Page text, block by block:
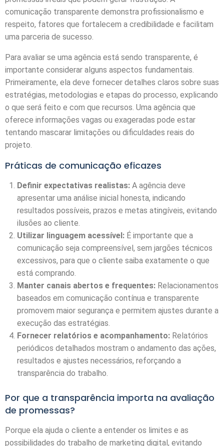
comunicação transparente demonstra profissionalismo e
respeito, fatores que fortalecem a credibilidade e facilitam
uma parceria de sucesso.
Para avaliar se uma agência está sendo transparente, é
importante considerar alguns aspectos fundamentais.
Primeiramente, ela deve fornecer detalhes claros sobre suas
estratégias, metodologias e etapas do processo, explicando
o que será feito e com que recursos. Uma agência que
oferece informações vagas ou exageradas pode estar
tentando mascarar limitações ou dificuldades reais do
projeto.
Práticas de comunicação eficazes
Definir expectativas realistas: A agência deve
apresentar uma análise inicial honesta, indicando
resultados possíveis, prazos e metas atingíveis, evitando
ilusões ao cliente.
Utilizar linguagem acessível: É importante que a
comunicação seja compreensível, sem jargões técnicos
excessivos, para que o cliente saiba exatamente o que
está comprando.
Manter canais abertos e frequentes: Relacionamentos
baseados em comunicação contínua e transparente
promovem maior segurança e permitem ajustes durante a
execução das estratégias.
Fornecer relatórios e acompanhamento: Relatórios
periódicos detalhados mostram o andamento das ações,
resultados e ajustes necessários, reforçando a
transparência do trabalho.
Por que a transparência importa na avaliação
de promessas?
Porque ela ajuda o cliente a entender os limites e as
possibilidades do trabalho de marketing digital, evitando